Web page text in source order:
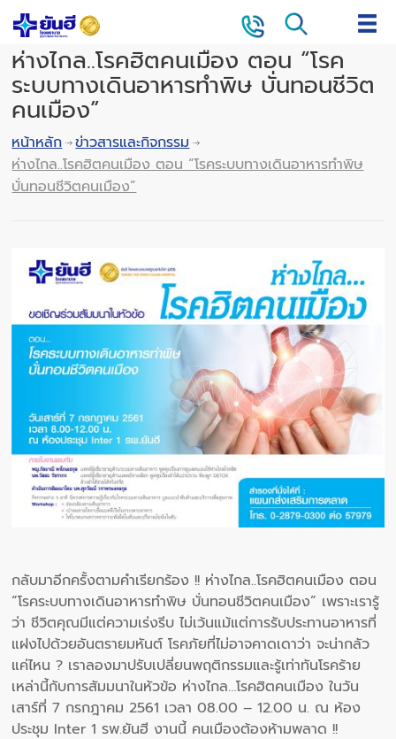
ห่างไกล..โรคฮิตคนเมือง ตอน “โรค
ระบบทางเดินอาหารทำพิษ บั่นทอนชีวิต
คนเมือง”
หน้าหลัก
ข่าวสารและกิจกรรม
ห่างไกล..โรคฮิตคนเมือง ตอน “โรคระบบทางเดินอาหารทำพิษ
บั่นทอนชีวิตคนเมือง”
กลับมาอีกครั้งตามคำเรียกร้อง !! ห่างไกล..โรคฮิตคนเมือง ตอน
“โรคระบบทางเดินอาหารทำพิษ บั่นทอนชีวิตคนเมือง” เพราะเรารู้
ว่า ชีวิตคุณมีแต่ความเร่งรีบ ไม่เว้นแม้แต่การรับประทานอาหารที่
แฝงไปด้วยอันตรายมหันต์ โรคภัยที่ไม่อาจคาดเดาว่า จะน่ากลัว
แค่ไหน ? เราลองมาปรับเปลี่ยนพฤติกรรมและรู้เท่าทันโรคร้าย
เหล่านี้กับการสัมมนาในหัวข้อ ห่างไกล…โรคฮิตคนเมือง ในวัน
เสาร์ที่ 7 กรกฎาคม 2561 เวลา 08.00 – 12.00 น. ณ ห้อง
ประชุม Inter 1 รพ.ยันฮี งานนี้ คนเมืองต้องห้ามพลาด !!